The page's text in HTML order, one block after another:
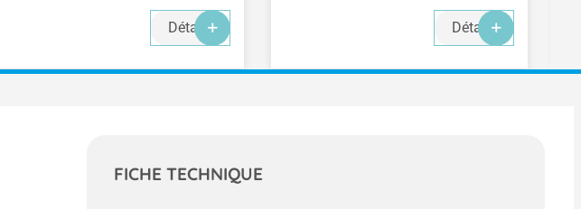
Détails Détails
FICHE TECHNIQUE